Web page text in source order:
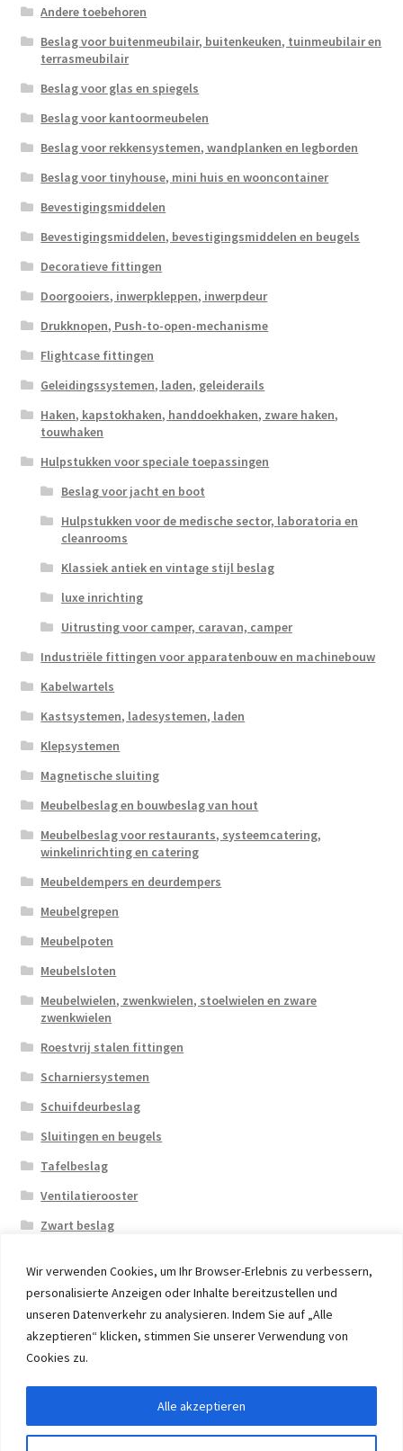
Wir verwenden Cookies, um Ihr Browser-Erlebnis zu verbessern,
personalisierte Anzeigen oder Inhalte bereitzustellen und
unseren Datenverkehr zu analysieren. Indem Sie auf „Alle
akzeptieren“ klicken, stimmen Sie unserer Verwendung von
Cookies zu.
Alle akzeptieren
Andere toebehoren
Beslag voor buitenmeubilair, buitenkeuken, tuinmeubilair en
terrasmeubilair
Beslag voor glas en spiegels
Beslag voor kantoormeubelen
Beslag voor rekkensystemen, wandplanken en legborden
Beslag voor tinyhouse, mini huis en wooncontainer
Bevestigingsmiddelen
Bevestigingsmiddelen, bevestigingsmiddelen en beugels
Decoratieve fittingen
Doorgooiers, inwerpkleppen, inwerpdeur
Drukknopen, Push-to-open-mechanisme
Flightcase fittingen
Geleidingssystemen, laden, geleiderails
Haken, kapstokhaken, handdoekhaken, zware haken,
touwhaken
Hulpstukken voor speciale toepassingen
Beslag voor jacht en boot
Hulpstukken voor de medische sector, laboratoria en
cleanrooms
Klassiek antiek en vintage stijl beslag
luxe inrichting
Uitrusting voor camper, caravan, camper
Industriële fittingen voor apparatenbouw en machinebouw
Kabelwartels
Kastsystemen, ladesystemen, laden
Klepsystemen
Magnetische sluiting
Meubelbeslag en bouwbeslag van hout
Meubelbeslag voor restaurants, systeemcatering,
winkelinrichting en catering
Meubeldempers en deurdempers
Meubelgrepen
Meubelpoten
Meubelsloten
Meubelwielen, zwenkwielen, stoelwielen en zware
zwenkwielen
Roestvrij stalen fittingen
Scharniersystemen
Schuifdeurbeslag
Sluitingen en beugels
Tafelbeslag
Ventilatierooster
Zwart beslag
© 2026 Eruon Trade UG, Germany, member of the ERUON